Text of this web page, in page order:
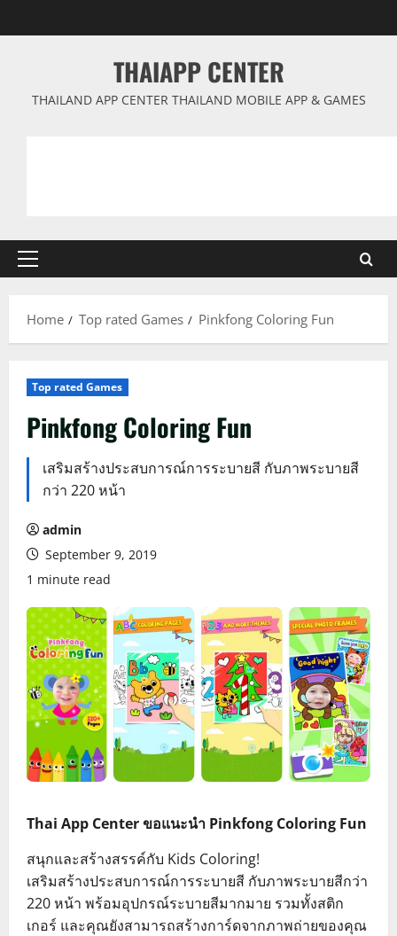
to
THAIAPP CENTER
THAILAND APP CENTER THAILAND MOBILE APP & GAMES
Primary
Home
Top rated Games Pinkfong Coloring Fun
Top rated Games
Pinkfong Coloring Fun
เสริมสร้างประสบการณ์การระบายสี กับภาพระบายสี
กว่า 220 หน้า
admin
September 9, 2019
1 minute read
Thai App Center ขอแนะนำ Pinkfong Coloring Fun
สนุกและสร้างสรรค์กับ Kids Coloring!
เสริมสร้างประสบการณ์การระบายสี กับภาพระบายสีกว่า
220 หน้า พร้อมอุปกรณ์ระบายสีมากมาย รวมทั้งสติก
เกอร์ และคุณยังสามารถสร้างการ์ดจากภาพถ่ายของคุณ